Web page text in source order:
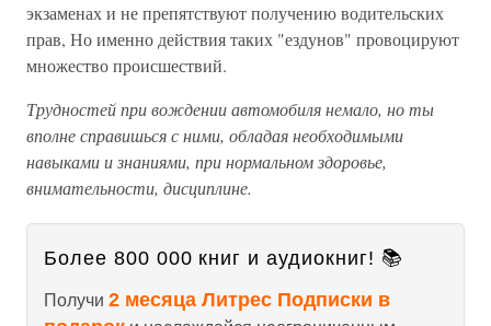
экзаменах и не препятствуют получению водительских
прав, Но именно действия таких "ездунов" провоцируют
множество происшествий.
Трудностей при вождении автомобиля немало, но ты
вполне справишься с ними, обладая необходимыми
навыками и знаниями, при нормальном здоровье,
внимательности, дисциплине.
Более 800 000 книг и аудиокниг! 📚
Получи 2 месяца Литрес Подписки в